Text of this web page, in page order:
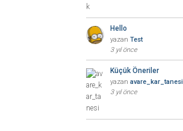
Hello
yazan Test
3 yıl önce
Küçük Öneriler
yazan avare_kar_tanesi
3 yıl önce